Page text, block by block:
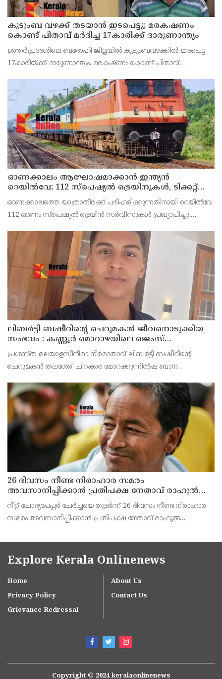
കുടുംബ വഴക്ക് തടയാന്‍ ഇടപെട്ടു; മരകഷണം
കൊണ്ട് പിതാവ് മർദിച്ച 17കാരിക്ക് ദാരുണാന്ത്യം
ഉത്തര്‍പ്രദേശിലെ ബദോഹി ജില്ലയില്‍ കുടുംബവഴക്കില്‍ ഇടപെട്ട
17കാരിയ്ക്ക് ദാരുണാന്ത്യം. മരകഷ്ണം കൊണ്ട് പിതാവ്
പിതാവ് രാജേഷ് യാദവിനെ പൊലീസ് അറസ്റ്റ് ചെയ്തു.
ഓണക്കാലം ആഘോഷമാക്കാൻ ഇന്ത്യൻ
റെയിൽവേ; 112 സ്പെഷ്യൽ ട്രെയിനുകൾ, ടിക്കറ്റ്
ബുക്കിംഗുകൾ ഉടൻ ആരംഭിക്കും
ഓണക്കാലത്തെ യാത്രാതിരക്ക് പരിഹരിക്കുന്നതിനായി റെയിൽവേ
112 ഓണം സ്പെഷ്യൽ ട്രെയിൻ സർവീസുകൾ പ്രഖ്യാപിച്ചു.
ട്രെയിനുകൾ ഓടുക. മറുനാടൻ മലയാളികൾക്കും വിദ്യാ
ലിബർട്ടി ബഷീറിന്റെ ചെറുമകൻ ജീവനൊടുക്കിയ
സംഭവം : കണ്ണൂർ മൊറാഴയിലെ ജെംസ്
ഇൻ്റർനാഷനൽ സ്കൂളിലെ പ്രധാന
അധ്യാപികക്കെതിരെ പരാതിയുമായിബന്ധുക്കൾ
പ്രശസ്ത മലയാളസിനിമാ നിർമാതാവ് ലിബർട്ടി ബഷീറിന്റെ
ചെറുമകൻ തലശേരി ചിറക്കര മോറക്കുന്നിൽഷ ബാന
ജീവനൊടുക്കിയസംഭവത്തിൽ കണ്ണൂർ മോറാഴയിലെ ജെംസ്
ഇൻ്റർനാഷനൽ സ്കൂൾ പ്രധാന അധ്
26 ദിവസം നീണ്ട നിരാഹാര സമരം
അവസാനിപ്പിക്കാൻ പ്രതിപക്ഷ നേതാവ് രാഹുൽ
ഗാന്ധിയുടെ സഹായം തേടിയിരുന്നു ; സോനം
വാങ്ചുക്
നീറ്റ് ചോദ്യപേപ്പർ ചേർച്ചയെ തുടർന്ന് 26 ദിവസം നീണ്ട നിരാഹാര
സമരം അവസാനിപ്പിക്കാൻ പ്രതിപക്ഷ നേതാവ് രാഹുൽ
ഇതിനായി തന്റെ ഭാര്യ ഗീതാഞ്ജലി അങ്മോ ശ്രമിച്ചിര
Explore Kerala Onlinenews
Home
About Us
Privacy Policy
Contact Us
Grievance Redressal
Copyright © 2024 keralaonlinenews